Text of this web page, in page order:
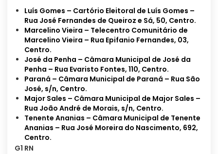
Luís Gomes – Cartório Eleitoral de Luís Gomes –
Rua José Fernandes de Queiroz e Sá, 50, Centro.
Marcelino Vieira – Telecentro Comunitário de
Marcelino Vieira – Rua Epifanio Fernandes, 03,
Centro.
José da Penha – Câmara Municipal de José da
Penha – Rua Evaristo Fontes, 110, Centro.
Paraná – Câmara Municipal de Paraná – Rua São
José, s/n, Centro.
Major Sales – Câmara Municipal de Major Sales –
Rua João André de Morais, s/n, Centro.
Tenente Ananias – Câmara Municipal de Tenente
Ananias – Rua José Moreira do Nascimento, 692,
Centro.
G1 RN